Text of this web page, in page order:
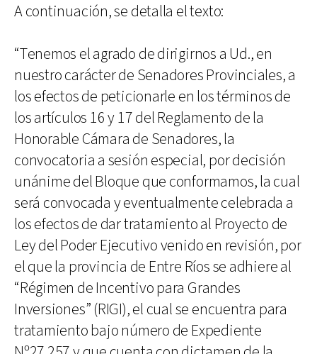
A continuación, se detalla el texto:
“Tenemos el agrado de dirigirnos a Ud., en
nuestro carácter de Senadores Provinciales, a
los efectos de peticionarle en los términos de
los artículos 16 y 17 del Reglamento de la
Honorable Cámara de Senadores, la
convocatoria a sesión especial, por decisión
unánime del Bloque que conformamos, la cual
será convocada y eventualmente celebrada a
los efectos de dar tratamiento al Proyecto de
Ley del Poder Ejecutivo venido en revisión, por
el que la provincia de Entre Ríos se adhiere al
“Régimen de Incentivo para Grandes
Inversiones” (RIGI), el cual se encuentra para
tratamiento bajo número de Expediente